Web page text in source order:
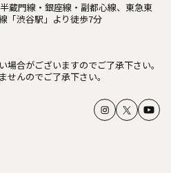
蔵門線・銀座線・副都心線、東急東
「渋谷駅」より徒歩7分
合がございますのでご了承下さい。
んのでご了承下さい。